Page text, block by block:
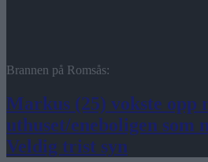
Brannen på Romsås:
Markus (25) vokste opp
uthuset/eneboligen som
Veldig trist syn